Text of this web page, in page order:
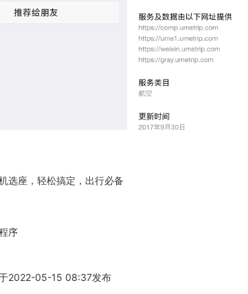
选座，轻松搞定，出行必备
序
2022-05-15 08:37发布